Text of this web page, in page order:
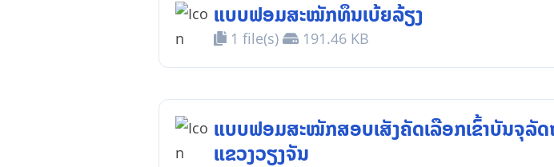
ແບບຟອມສະໝັກທຶນເບ້ຍລ້ຽງ
1 file(s) 191.46 KB
ແບບຟອມສະໝັກສອບເສັງຄັດເລືອກເຂົ້າບັນຈຸລັດ
ແຂວງວຽງຈັນ